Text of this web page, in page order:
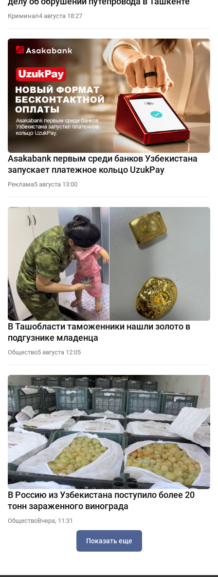
Криминал4 августа 18:27
Asakabank первым среди банков Узбекистана
запускает платежное кольцо UzukPay
Реклама5 августа 13:00
В Ташобласти таможенники нашли золото в
подгузнике младенца
Общество5 августа 12:05
В Россию из Узбекистана поступило более 20
тонн зараженного винограда
ОбществоВчера, 11:31
Показать еще